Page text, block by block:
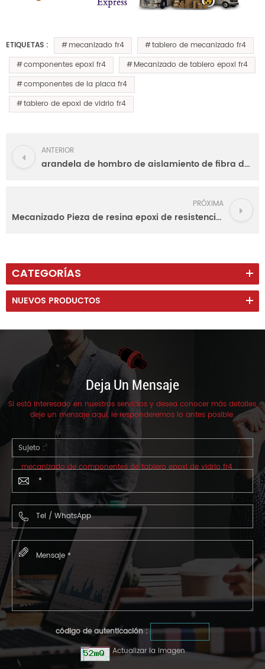
ETIQUETAS : mecanizado fr4
tablero de mecanizado fr4
componentes epoxi fr4
Mecanizado de tablero epoxi fr4
componentes de la placa fr4
tablero de epoxi de vidrio fr4
ANTERIOR
arandela de hombro de aislamiento de fibra de vidrio epoxi de alta resistencia a la temperatura
PRÓXIMA
Mecanizado Pieza de resina epoxi de resistencia al calor personalizada
CATEGORÍAS
NUEVOS PRODUCTOS
Deja Un Mensaje
Si está interesado en nuestros servicios y desea conocer más detalles,
deje un mensaje aquí, le responderemos lo antes posible.
Sujeto :
mecanizado de componentes de tablero epoxi de vidrio fr4
código de autenticación :
Actualizar la imagen